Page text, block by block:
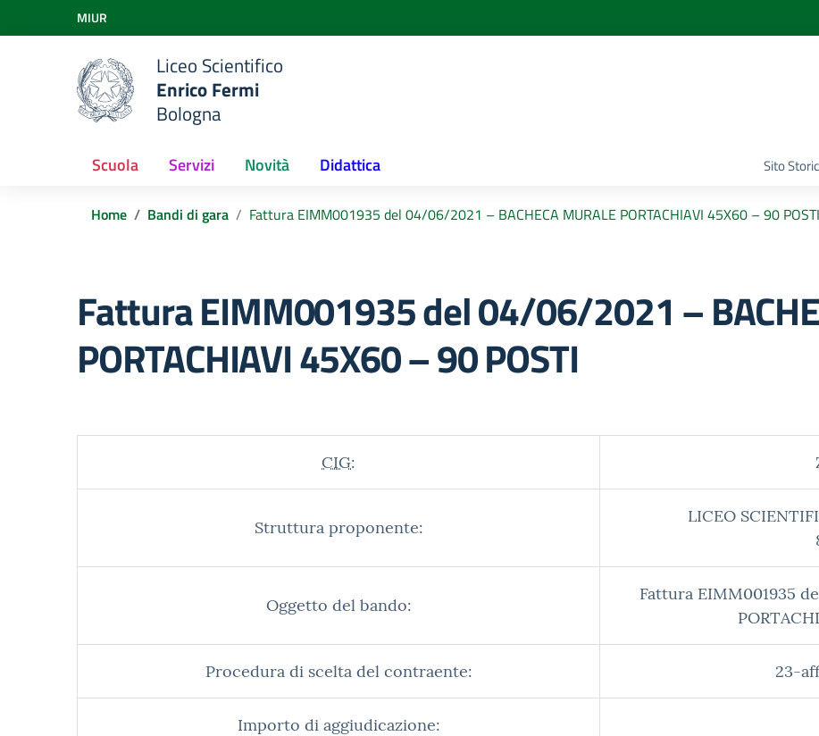
Vai ai contenuti
Vai al menu di navigazione
Vai al footer
MIUR
Liceo Scientifico
Enrico Fermi
Bologna
Sito
Scuola Servizi Novità Didattica
Home Bandi di gara Fattura EIMM001935 del 04/06/2021 – BACHECA MURALE PORTACHIAVI 45X60 – 90 POSTI
Fattura EIMM001935 del 04/06/2021 –
PORTACHIAVI 45X60 – 90 POSTI
CIG:
Struttura proponente:
LICEO
Oggetto del bando:
Fattura EIMM001935
Procedura di scelta del contraente: 23-
Importo di aggiudicazione: